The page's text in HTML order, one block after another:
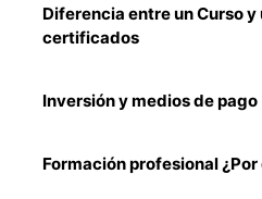
Diferencia entre un Curso
certificados
Inversión y medios de pago
Formación profesional ¿Por